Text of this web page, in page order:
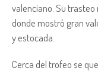
valenciano. Su trasteo
donde mostró gran
y estocada.
Cerca del trofeo se